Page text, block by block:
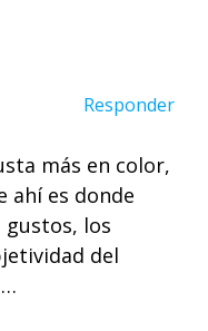
Responder
más en color,
ahí es donde
gustos, los
del